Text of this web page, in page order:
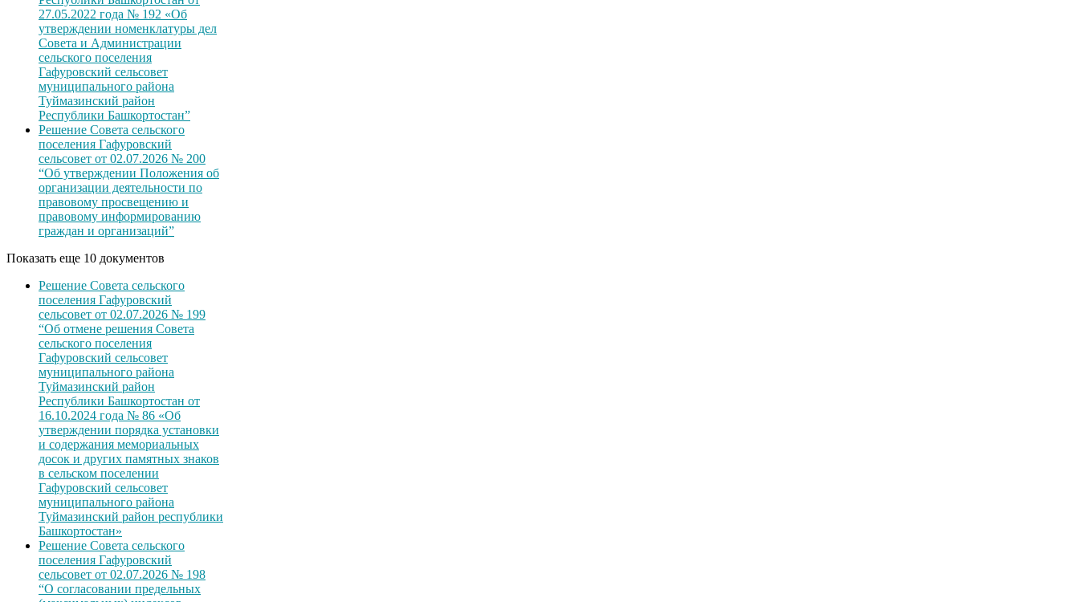
27.05.2022 года № 192 «Об
утверждении номенклатуры дел
Совета и Администрации
сельского поселения
Гафуровский сельсовет
муниципального района
Туймазинский район
Республики Башкортостан”
Решение Совета сельского
поселения Гафуровский
сельсовет от 02.07.2026 № 200
“Об утверждении Положения об
организации деятельности по
правовому просвещению и
правовому информированию
граждан и организаций”
Показать еще 10 документов
Решение Совета сельского
поселения Гафуровский
сельсовет от 02.07.2026 № 199
“Об отмене решения Совета
сельского поселения
Гафуровский сельсовет
муниципального района
Туймазинский район
Республики Башкортостан от
16.10.2024 года № 86 «Об
утверждении порядка установки
и содержания мемориальных
досок и других памятных знаков
в сельском поселении
Гафуровский сельсовет
муниципального района
Туймазинский район республики
Башкортостан»
Решение Совета сельского
поселения Гафуровский
сельсовет от 02.07.2026 № 198
“О согласовании предельных